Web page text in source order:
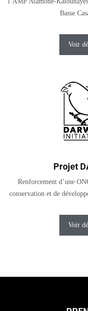
Basse
Voir
Projet
Renforcement d’une
conservation et de
Voir